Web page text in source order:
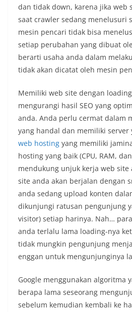
dan tidak down, karena jika web
saat crawler sedang menelusuri
mesin pencari tidak bisa
setiap perubahan yang dibuat
berarti usaha anda dalam
tidak akan dicatat oleh mesin
Memiliki web site dengan
mengurangi hasil SEO yang
anda. Anda perlu cermat dalam
yang handal dan memiliki server
web hosting yang memiliki
hosting yang baik (CPU, RAM,
mendukung unjuk kerja web site
site anda akan berjalan dengan
anda sedang upload konten
dikunjungi ratusan pengunjung
visitor) setiap harinya. Nah…
anda terlalu lama loading-nya
tidak mungkin pengunjung
enggan untuk mengunjunginya
Google menggunakan algoritma
berapa lama seseorang
sebelum kemudian kembali ke